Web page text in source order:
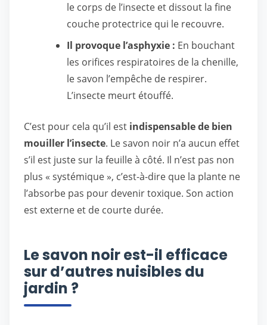
le corps de l’insecte et dissout la fine
couche protectrice qui le recouvre.
Il provoque l’asphyxie : En bouchant
les orifices respiratoires de la chenille,
le savon l’empêche de respirer.
L’insecte meurt étouffé.
C’est pour cela qu’il est indispensable de bien
mouiller l’insecte. Le savon noir n’a aucun effet
s’il est juste sur la feuille à côté. Il n’est pas non
plus « systémique », c’est-à-dire que la plante ne
l’absorbe pas pour devenir toxique. Son action
est externe et de courte durée.
Le savon noir est-il efficace
sur d’autres nuisibles du
jardin ?